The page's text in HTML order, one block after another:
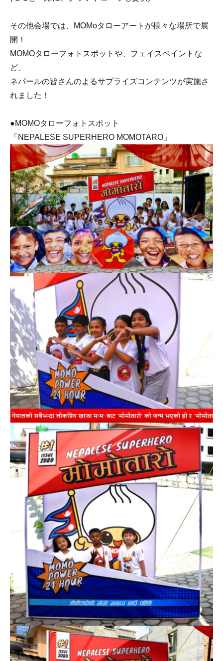
その他会場では、MOMoタローアートが様々な場所で展
開！
MOMOタローフォトスポットや、フェイスペイントな
ど、
ネパールの皆さんのよるサプライズコンテンツが実施さ
れました！
●MOMOタローフォトスポット
「NEPALESE SUPERHERO MOMOTARO」